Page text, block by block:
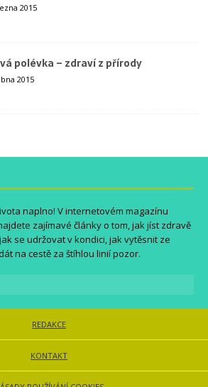
2015
polévka – zdraví z přírody
2015
naplno! V internetovém magazínu
zajímavé články o tom, jak jíst zdravě
se udržovat v kondici, jak vytěsnit ze
na cestě za štíhlou linií pozor.
REDAKCE
KONTAKT